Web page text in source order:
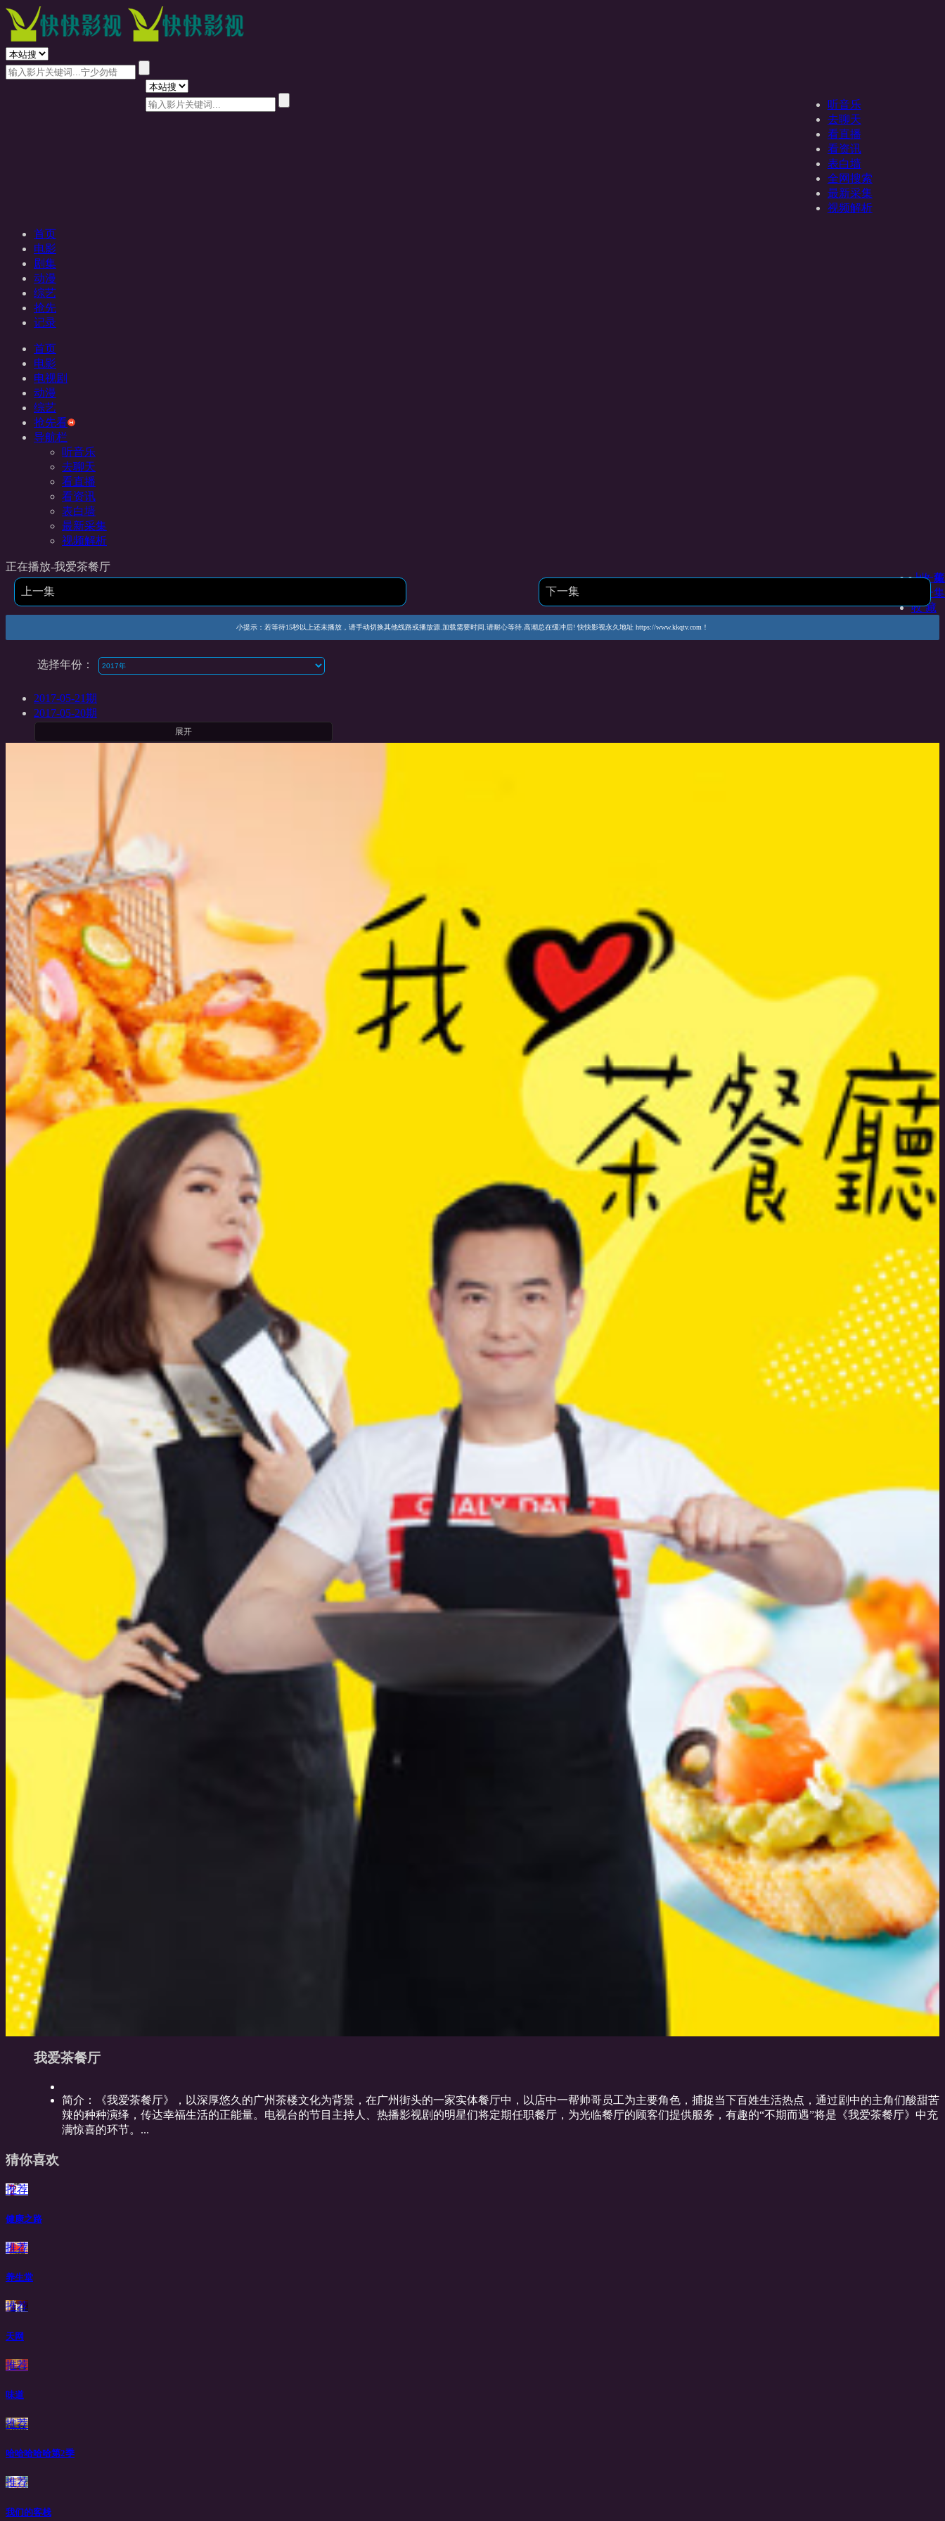
听音乐
去聊天
看直播
看资讯
表白墙
全网搜索
最新采集
视频解析
首页
电影
剧集
动漫
综艺
抢先
记录
首页
电影
电视剧
动漫
综艺
抢先看
导航栏
听音乐
去聊天
看直播
看资讯
表白墙
最新采集
视频解析
上一集
下一集
收 藏
收 藏
正在播放-我爱茶餐厅
上一集 下一集
小提示：若等待15秒以上还未播放，请手动切换其他线路或播放源.加载需要时间.请耐心等待.高潮总在缓冲后! 快快影视永久地址 https://www.kkqtv.com！
选择年份：
2017-05-21期
2017-05-20期
展开
我爱茶餐厅
简介：
《我爱茶餐厅》，以深厚悠久的广州茶楼文化为背景，在广州街头的一家实体餐厅中，以店中一帮帅哥员工为主要角色，捕捉当下百姓生活热点，通过剧中的主角们酸甜苦
辣的种种演绎，传达幸福生活的正能量。电视台的节目主持人、热播影视剧的明星们将定期任职餐厅，为光临餐厅的顾客们提供服务，有趣的“不期而遇”将是《我爱茶餐厅》中充
满惊喜的环节。...
猜你喜欢
推荐
健康之路
推荐
养生堂
推荐
天网
推荐
味道
推荐
哈哈哈哈哈第2季
推荐
我们的客栈